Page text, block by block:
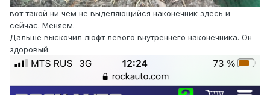
вот такой ни чем не выделяющийся наконечник здесь и
сейчас. Меняем.
Дальше выскочил люфт левого внутреннего наконечника. Он
здоровый.